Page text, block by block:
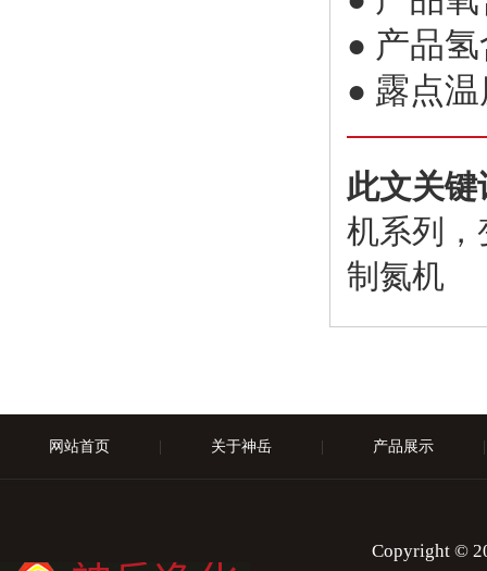
● 产品
● 露点
此文关键
机系列，
制氮机
网站首页 关于神岳 产品展示
Copyright ©